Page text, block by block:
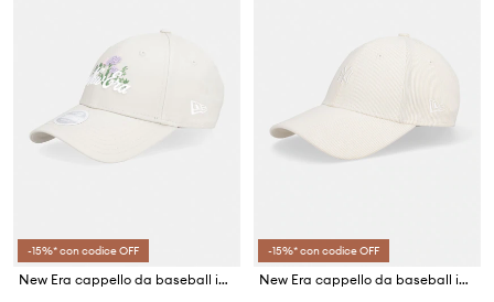
-15%* con codice OFF
New Era cappello da baseball in cotone BEADED 940 NEWERA
-15%* con codice OFF
New Era cappello da baseball in velluto a coste MINI CORD 940 NYY